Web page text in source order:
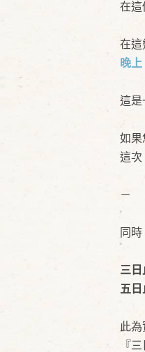
在這
在這
晚
這是
如果
這次
－
同
三日
五日
此
『